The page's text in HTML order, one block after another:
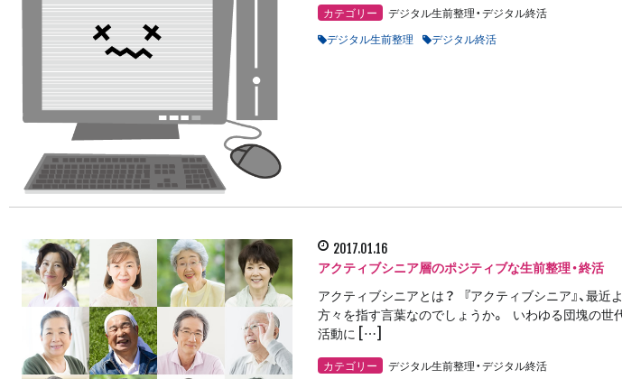
カテゴリー
デジタル生前整理・デジタル終活
デジタル生前整理
デジタル終活
2017.01.16
アクティブシニア層のポジティブな生前整理・終活
アクティブシニアとは？ 『アクティブシニア』、最
方々を指す言葉なのでしょうか。 いわゆる団塊の世
活動に […]
カテゴリー
デジタル生前整理・デジタル終活